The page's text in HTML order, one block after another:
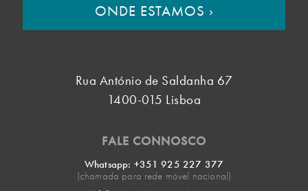
ONDE ESTAMOS ›
Rua António de Saldanha 67
1400-015 Lisboa
FALE CONNOSCO
Whatsapp: +351 925 227 377
(chamada para rede móvel nacional)